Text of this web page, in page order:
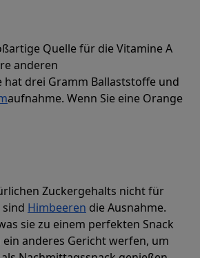
Quelle für die Vitamine A
anderen
drei Gramm Ballaststoffe und
aufnahme. Wenn Sie eine Orange
Zuckergehalts nicht für
Himbeeren die Ausnahme.
sie zu einem perfekten Snack
anderes Gericht werfen, um